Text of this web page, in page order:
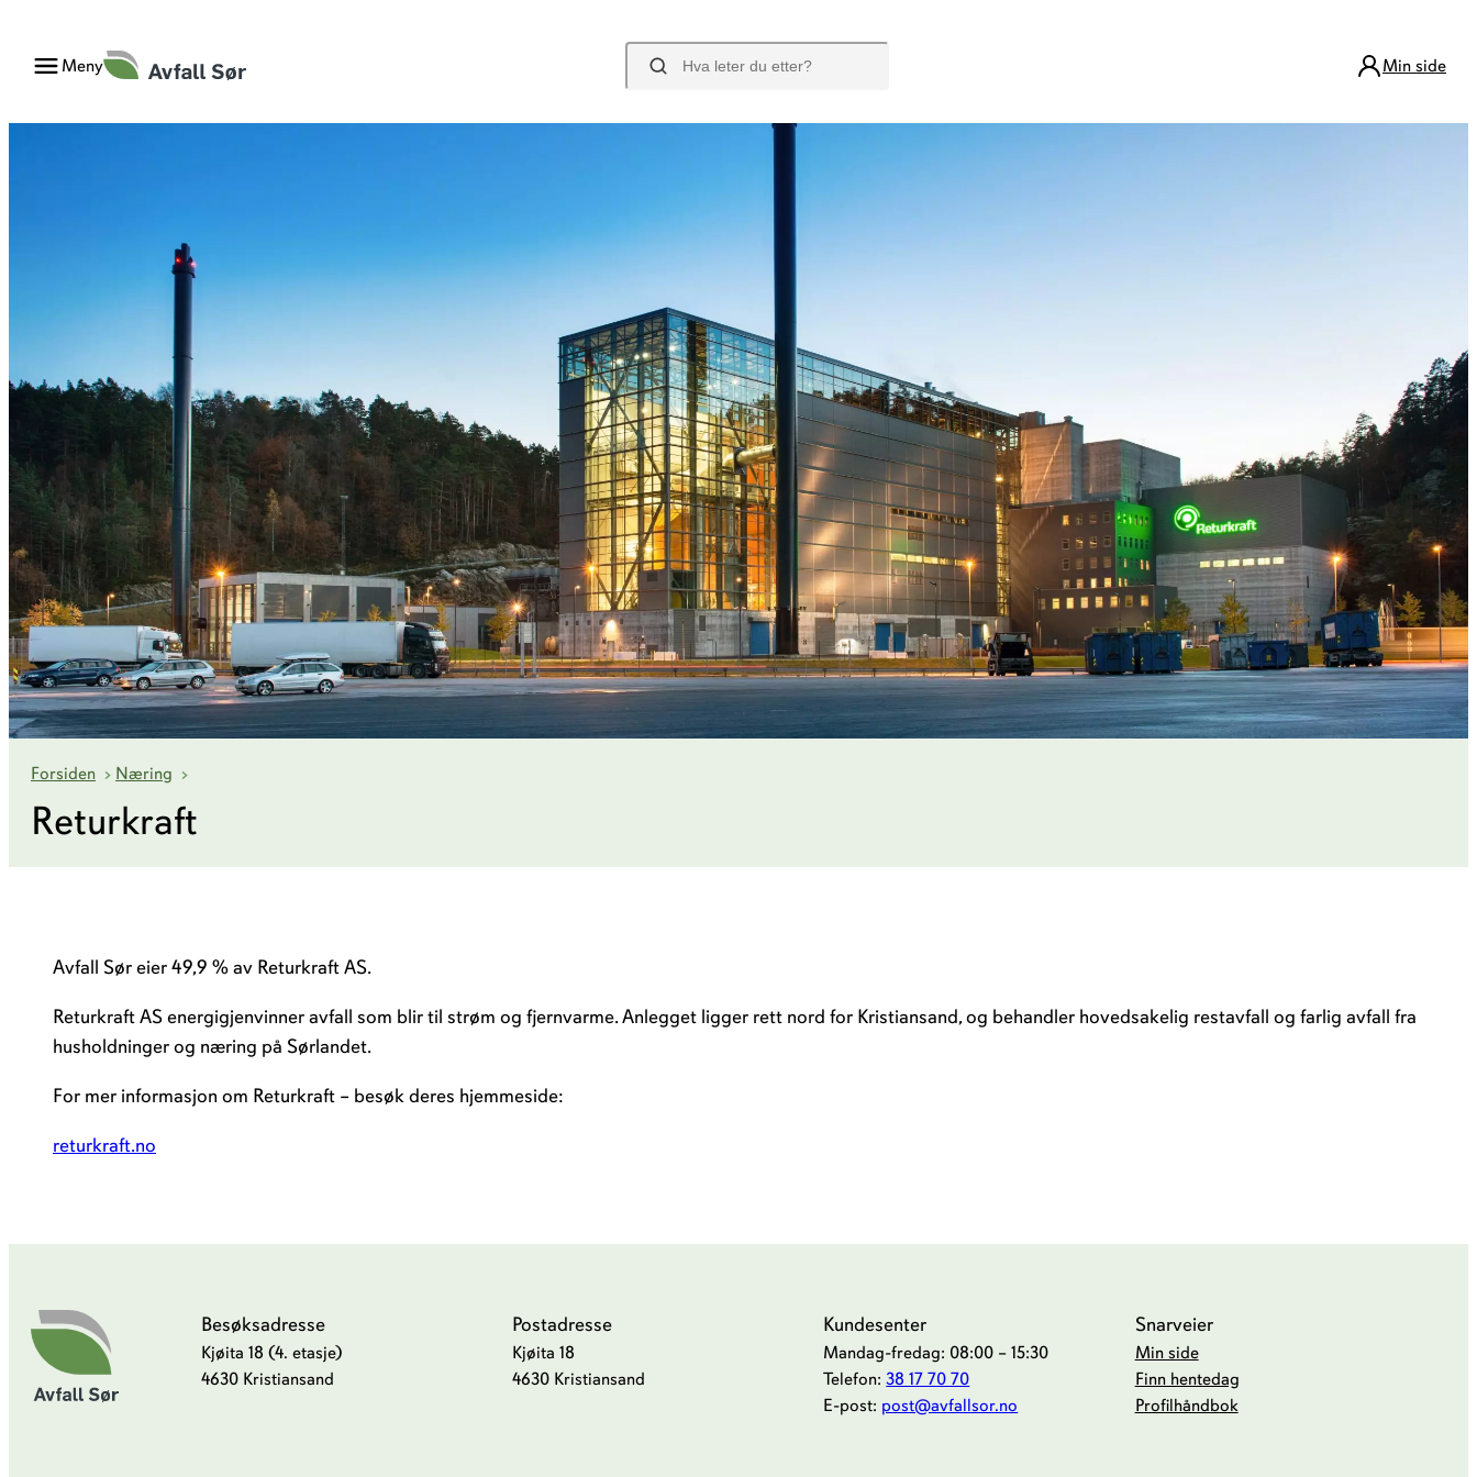
innhold
Meny
Kommunalt næringsavfall
Støleskuffa
Jord- og barkprodukter
Støleheia avfallsanlegg
Søk Min side
Forsiden › Næring ›Returkraft
Returkraft
Avfall Sør eier 49,9 % av Returkraft AS.
Returkraft AS energigjenvinner avfall som blir til strøm og fjernvarme. Anlegget ligger rett nord for Kristiansand, og behandler hovedsakelig restavfall og farlig avfall fra
husholdninger og næring på Sørlandet.
For mer informasjon om Returkraft – besøk deres hjemmeside:
returkraft.no
Besøksadresse
Kjøita 18 (4. etasje)
4630 Kristiansand
Postadresse
Kjøita 18
4630 Kristiansand
Kundesenter
Mandag-fredag: 08:00 – 15:30
Telefon:38 17 70 70
E-post: post@avfallsor.no
Snarveier
Min side
Finn hentedag
Profilhåndbok